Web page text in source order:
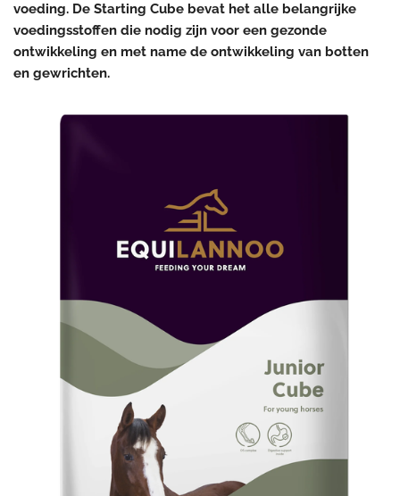
voeding. De Starting Cube bevat het alle belangrijke
voedingsstoffen die nodig zijn voor een gezonde
ontwikkeling en met name de ontwikkeling van botten
en gewrichten.